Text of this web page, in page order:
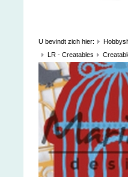
U bevindt zich hier:
LR - Creatables